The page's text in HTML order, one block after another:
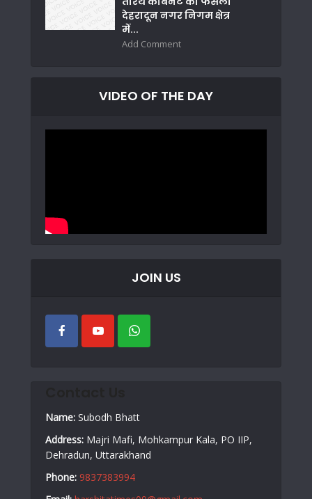
देहरादून नगर निगम क्षेत्र
में...
Add Comment
VIDEO OF THE DAY
JOIN US
Name: Subodh Bhatt
Address: Majri Mafi, Mohkampur Kala, PO IIP,
Dehradun, Uttarakhand
Phone: 9837383994